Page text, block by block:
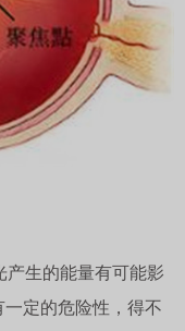
生的能量有可能影
定的危险性，得不